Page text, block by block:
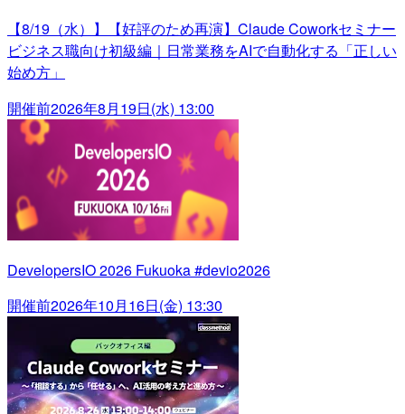
【8/19（水）】【好評のため再演】Claude Coworkセミナー
ビジネス職向け初級編｜日常業務をAIで自動化する「正しい
始め方」
開催前2026年8月19日(水) 13:00
DevelopersIO 2026 Fukuoka #devio2026
開催前2026年10月16日(金) 13:30